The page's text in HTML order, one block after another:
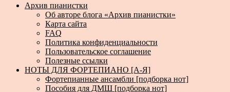
Архив пианистки
Об авторе блога «Архив пианистки»
Карта сайта
FAQ
Политика конфиденциальности
Пользовательское соглашение
Полезные ссылки
НОТЫ ДЛЯ ФОРТЕПИАНО [А-Я]
Фортепианные ансамбли [подборка нот]
Пособия для ДМШ [подборка нот]